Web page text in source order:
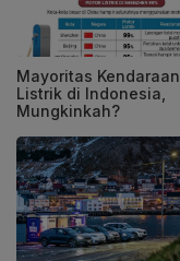
Mayoritas Kendaraan
Listrik di Indonesia,
Mungkinkah?